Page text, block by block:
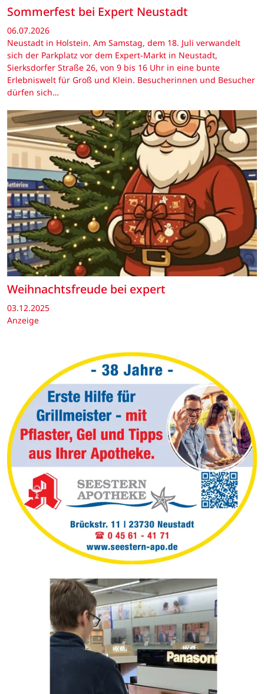
Sommerfest bei Expert Neustadt
06.07.2026
Neustadt in Holstein. Am Samstag, dem 18. Juli verwandelt
sich der Parkplatz vor dem Expert-Markt in Neustadt,
Sierksdorfer Straße 26, von 9 bis 16 Uhr in eine bunte
Erlebniswelt für Groß und Klein. Besucherinnen und Besucher
dürfen sich…
Weihnachtsfreude bei expert
03.12.2025
Anzeige